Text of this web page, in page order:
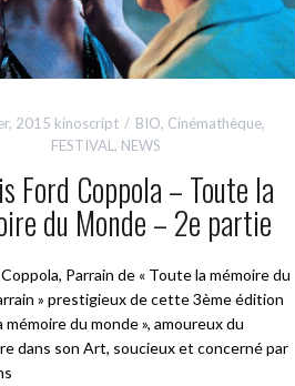
2015 kinoscript BIO, Cinémathèque,
FESTIVAL, NEWS
Ford Coppola – Toute la
du Monde – 2e partie
Parrain de « Toute la mémoire du
» prestigieux de cette 3ème édition
mémoire du monde », amoureux du
dans son Art, soucieux et concerné par